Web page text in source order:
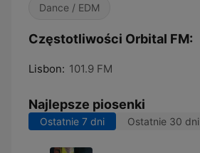
Dance / EDM
Częstotliwości Orbital FM:
Lisbon: 101.9 FM
Najlepsze piosenki
Ostatnie 7 dni Ostatnie 30 dni